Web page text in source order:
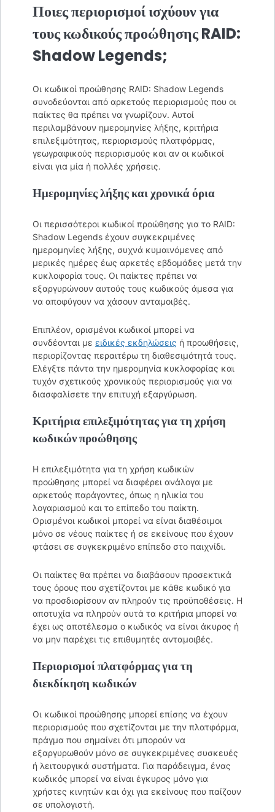
Ποιες περιορισμοί ισχύουν για
τους κωδικούς προώθησης RAID:
Shadow Legends;
Οι κωδικοί προώθησης RAID: Shadow Legends
συνοδεύονται από αρκετούς περιορισμούς που οι
παίκτες θα πρέπει να γνωρίζουν. Αυτοί
περιλαμβάνουν ημερομηνίες λήξης, κριτήρια
επιλεξιμότητας, περιορισμούς πλατφόρμας,
γεωγραφικούς περιορισμούς και αν οι κωδικοί
είναι για μία ή πολλές χρήσεις.
Ημερομηνίες λήξης και χρονικά όρια
Οι περισσότεροι κωδικοί προώθησης για το RAID:
Shadow Legends έχουν συγκεκριμένες
ημερομηνίες λήξης, συχνά κυμαινόμενες από
μερικές ημέρες έως αρκετές εβδομάδες μετά την
κυκλοφορία τους. Οι παίκτες πρέπει να
εξαργυρώνουν αυτούς τους κωδικούς άμεσα για
να αποφύγουν να χάσουν ανταμοιβές.
Επιπλέον, ορισμένοι κωδικοί μπορεί να
συνδέονται με ειδικές εκδηλώσεις ή προωθήσεις,
περιορίζοντας περαιτέρω τη διαθεσιμότητά τους.
Ελέγξτε πάντα την ημερομηνία κυκλοφορίας και
τυχόν σχετικούς χρονικούς περιορισμούς για να
διασφαλίσετε την επιτυχή εξαργύρωση.
Κριτήρια επιλεξιμότητας για τη χρήση
κωδικών προώθησης
Η επιλεξιμότητα για τη χρήση κωδικών
προώθησης μπορεί να διαφέρει ανάλογα με
αρκετούς παράγοντες, όπως η ηλικία του
λογαριασμού και το επίπεδο του παίκτη.
Ορισμένοι κωδικοί μπορεί να είναι διαθέσιμοι
μόνο σε νέους παίκτες ή σε εκείνους που έχουν
φτάσει σε συγκεκριμένο επίπεδο στο παιχνίδι.
Οι παίκτες θα πρέπει να διαβάσουν προσεκτικά
τους όρους που σχετίζονται με κάθε κωδικό για
να προσδιορίσουν αν πληρούν τις προϋποθέσεις. Η
αποτυχία να πληρούν αυτά τα κριτήρια μπορεί να
έχει ως αποτέλεσμα ο κωδικός να είναι άκυρος ή
να μην παρέχει τις επιθυμητές ανταμοιβές.
Περιορισμοί πλατφόρμας για τη
διεκδίκηση κωδικών
Οι κωδικοί προώθησης μπορεί επίσης να έχουν
περιορισμούς που σχετίζονται με την πλατφόρμα,
πράγμα που σημαίνει ότι μπορούν να
εξαργυρωθούν μόνο σε συγκεκριμένες συσκευές
ή λειτουργικά συστήματα. Για παράδειγμα, ένας
κωδικός μπορεί να είναι έγκυρος μόνο για
χρήστες κινητών και όχι για εκείνους που παίζουν
σε υπολογιστή.